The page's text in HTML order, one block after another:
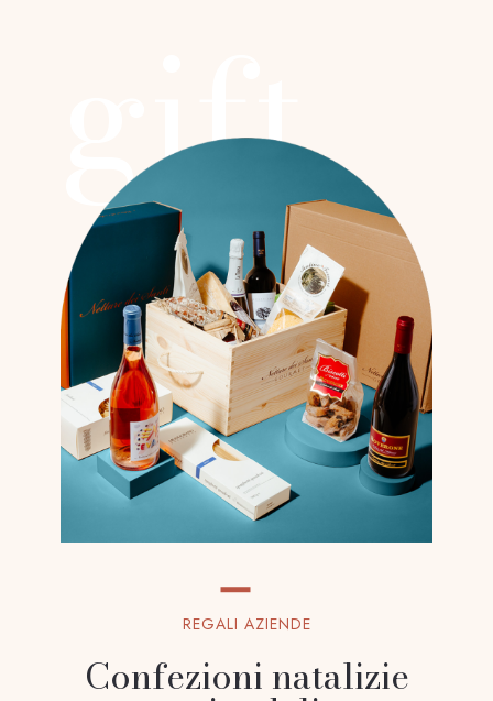
REGALI AZIENDE
Confezioni natalizie
gift